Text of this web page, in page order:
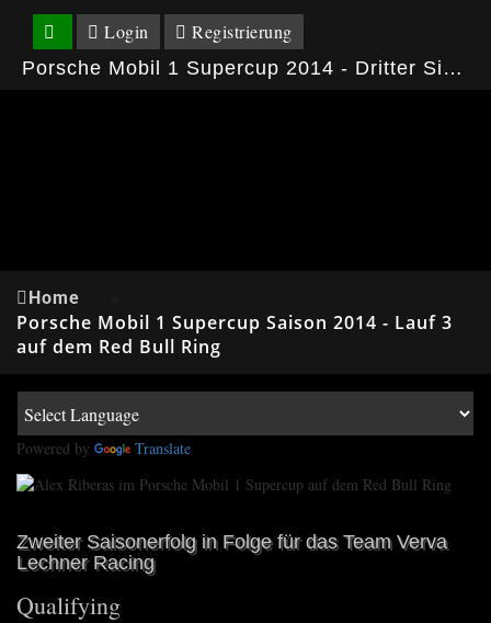
Login Registrierung
Porsche Mobil 1 Supercup 2014 - Dritter Sieg für Kuba Giermaziak auf dem Red Bull Ring
Home
Porsche Mobil 1 Supercup Saison 2014 - Lauf 3
auf dem Red Bull Ring
Powered by Translate
Zweiter Saisonerfolg in Folge für das Team Verva
Lechner Racing
Qualifying